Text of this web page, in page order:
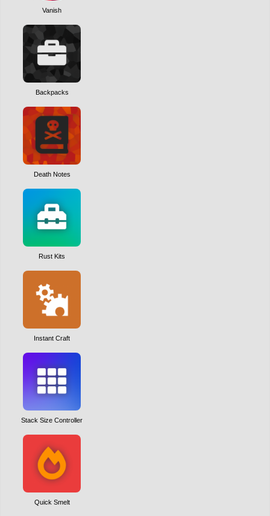
Vanish
Backpacks
Death Notes
Rust Kits
Instant Craft
Stack Size Controller
Quick Smelt